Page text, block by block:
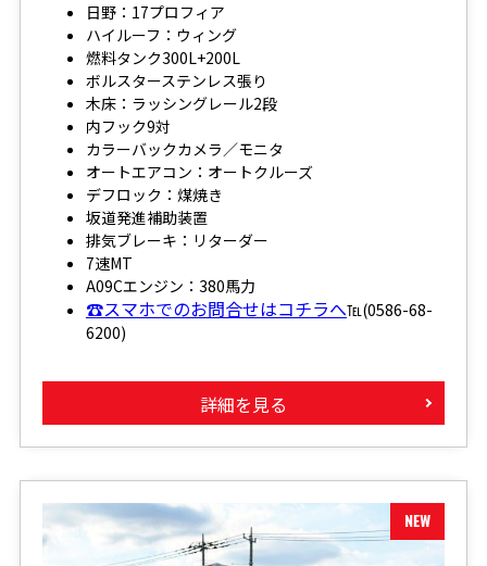
日野：17プロフィア
ハイルーフ：ウィング
燃料タンク300L+200L
ボルスターステンレス張り
木床：ラッシングレール2段
内フック9対
カラーバックカメラ／モニタ
オートエアコン：オートクルーズ
デフロック：煤焼き
坂道発進補助装置
排気ブレーキ：リターダー
7速MT
A09Cエンジン：380馬力
☎スマホでのお問合せはコチラへ℡(0586-68-
6200)
詳細を見る